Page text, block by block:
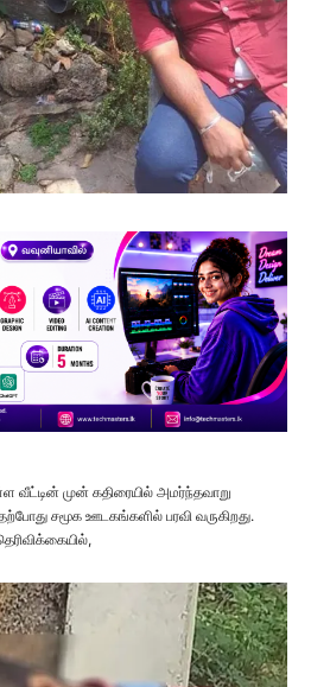
முன் கதிரையில் அமர்ந்தவாறு
சமூக ஊடகங்களில் பரவி வருகிறது.